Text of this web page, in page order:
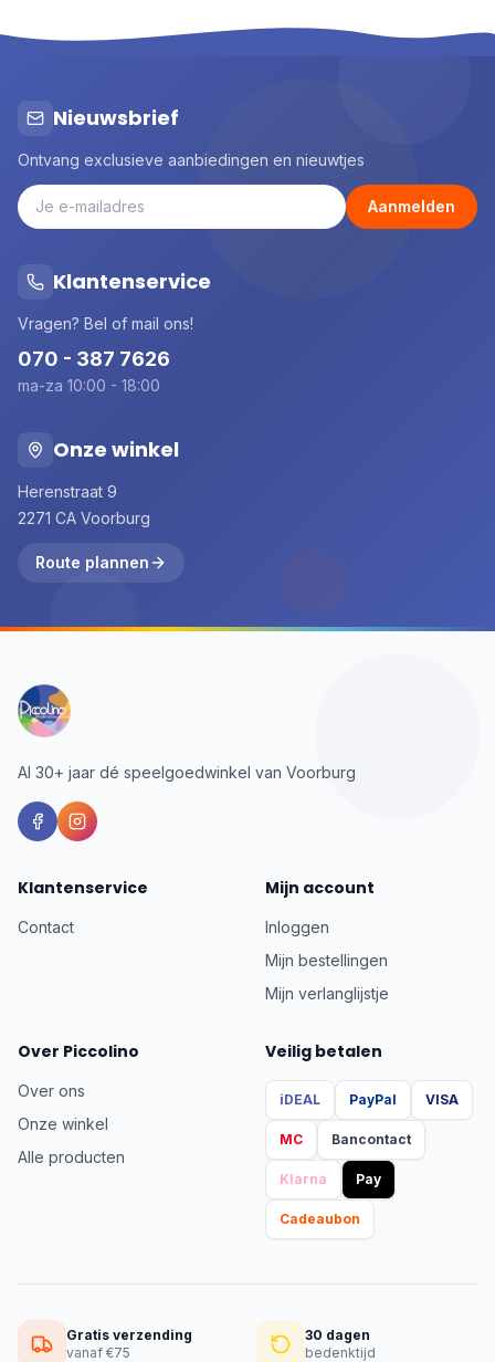
Nieuwsbrief
Ontvang exclusieve aanbiedingen en nieuwtjes
Aanmelden
Klantenservice
Vragen? Bel of mail ons!
070 - 387 7626
ma-za 10:00 - 18:00
Onze winkel
Herenstraat 9
2271 CA Voorburg
Route plannen
Al 30+ jaar dé speelgoedwinkel van Voorburg
Klantenservice
Contact
Mijn account
Inloggen
Mijn bestellingen
Mijn verlanglijstje
Over Piccolino
Over ons
Onze winkel
Alle producten
Veilig betalen
iDEAL PayPal VISA
MC Bancontact
Klarna Pay
Cadeaubon
Gratis verzending
vanaf €75
30 dagen
bedenktijd